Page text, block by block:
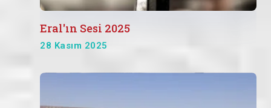
Eral'ın Sesi 2025
28 Kasım 2025